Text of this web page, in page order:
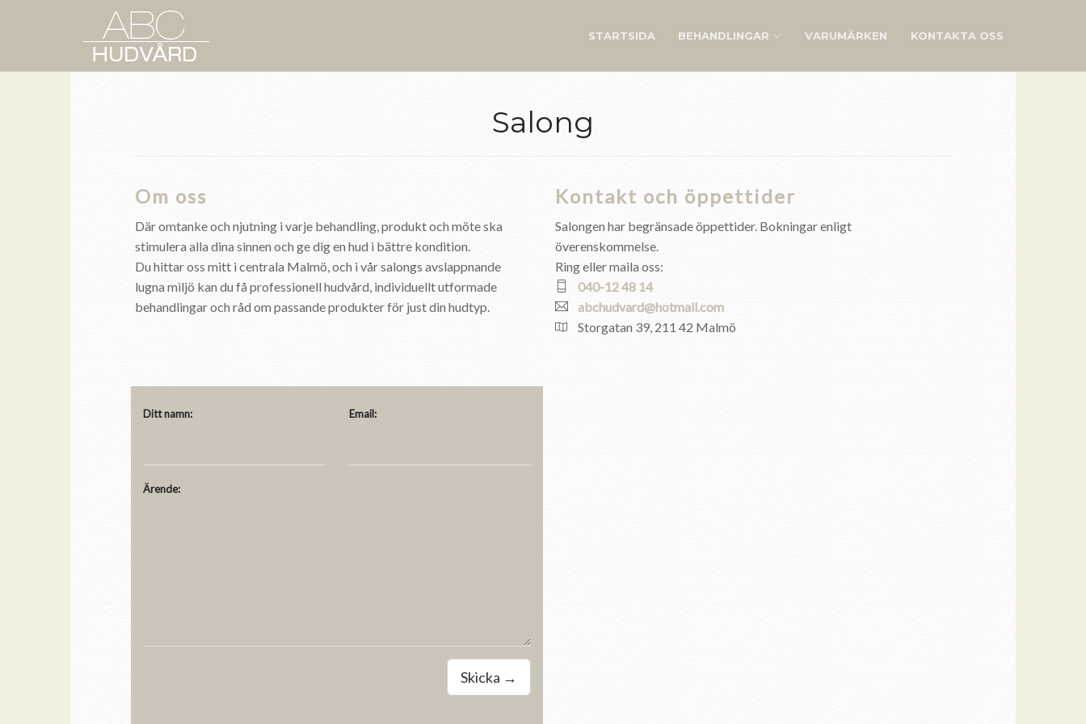
STARTSIDA BEHANDLINGAR VARUMÄRKEN KONTAKTA OSS
Salong
Om oss
Där omtanke och njutning i varje behandling, produkt och möte ska
stimulera alla dina sinnen och ge dig en hud i bättre kondition.
Du hittar oss mitt i centrala Malmö, och i vår salongs avslappnande
lugna miljö kan du få professionell hudvård, individuellt utformade
behandlingar och råd om passande produkter för just din hudtyp.
Kontakt och öppettider
Salongen har begränsade öppettider. Bokningar enligt
överenskommelse.
Ring eller maila oss:
040-12 48 14
abchudvard@hotmail.com
Storgatan 39, 211 42 Malmö
Ditt namn: Email:
Ärende:
Skicka →